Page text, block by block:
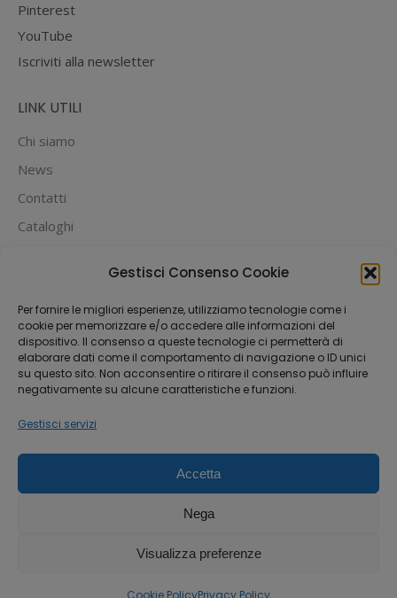
Gestisci Consenso Cookie
Per fornire le migliori esperienze, utilizziamo tecnologie come i
cookie per memorizzare e/o accedere alle informazioni del
dispositivo. Il consenso a queste tecnologie ci permetterà di
elaborare dati come il comportamento di navigazione o ID unici
su questo sito. Non acconsentire o ritirare il consenso può influire
negativamente su alcune caratteristiche e funzioni.
Gestisci servizi
Accetta
Nega
Visualizza preferenze
Cookie PolicyPrivacy Policy
Pinterest
YouTube
Iscriviti alla newsletter
LINK UTILI
Chi siamo
News
Contatti
Cataloghi
PUOI PAGARE CON:
Dream-Theme — trulypremium WordPress
themes
Michael House S.R.L.S
P.IVA 12842370962